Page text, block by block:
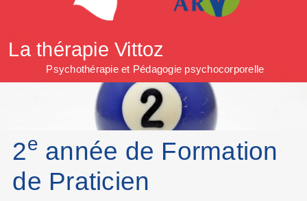
La thérapie Vittoz
Psychothérapie et Pédagogie psychocorporelle
2e année de Formation
de Praticien